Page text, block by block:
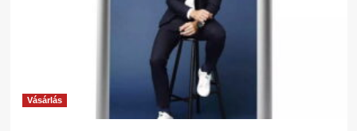
Vásárlás